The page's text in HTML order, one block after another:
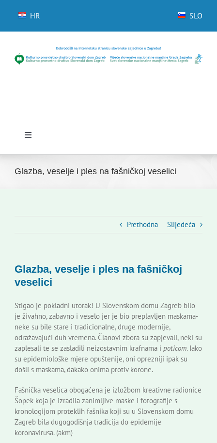
HR SLO
Toggle
Novosti
Kontakti
Novi odmev – naše glasilo
Izdavaštvo
Korisne informacije
Glazba, veselje i ples na fašničkoj veselici
Prethodna Slijedeća
Glazba, veselje i ples na fašničkoj
veselici
Stigao je pokladni utorak! U Slovenskom domu Zagreb bilo
je živahno, zabavno i veselo jer je bio preplavljen maskama-
neke su bile stare i tradicionalne, druge modernije,
odražavajući duh vremena. Članovi zbora su zapjevali, neki su
zaplesali te se zasladili neizostavnim krafnama i poticom. Iako
su epidemiološke mjere opuštenije, oni oprezniji ipak su
došli s maskama, dakako onima protiv korone.
Fašnička veselica obogaćena je izložbom kreativne radionice
Šopek koja je izradila zanimljive maske i fotografije s
kronologijom proteklih fašnika koji su u Slovenskom domu
Zagreb bila dugogodišnja tradicija do epidemije
koronavirusa. (akm)